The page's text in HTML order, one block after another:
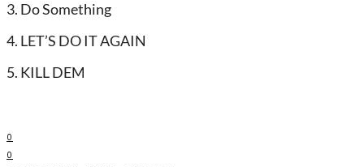
3. Do Something
4. LET’S DO IT AGAIN
5. KILL DEM
0
0